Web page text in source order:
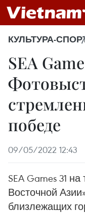
КУЛЬТУРА-
SEA
победе
09/05/2022 12:43
SEA Games 31
Восточной
близлежащих